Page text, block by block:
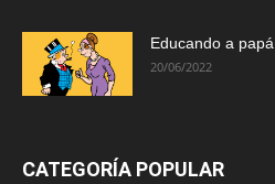
Educando a papá
20/06/2022
CATEGORÍA POPULAR